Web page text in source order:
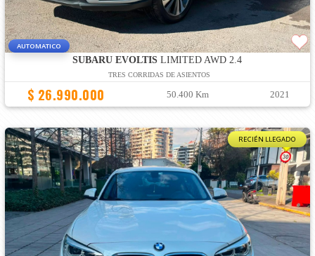
AUTOMATICO
SUBARU EVOLTIS LIMITED AWD 2.4
TRES CORRIDAS DE ASIENTOS
$ 26.990.000 50.400 Km 2021
RECIÉN LLEGADO